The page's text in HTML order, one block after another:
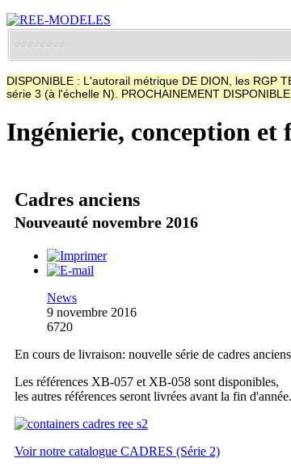
DISPONIBLE : L'autorail métrique DE DION, les RGP
série 3 (à l'échelle N). PROCHAINEMENT
Ingénierie, conception et
Cadres anciens
Nouveauté novembre 2016
News
9 novembre 2016
6720
En cours de livraison: nouvelle série de cadres anciens
Les références XB-057 et XB-058 sont disponibles,
les autres références seront livrées avant la fin d'année.
Voir notre catalogue CADRES (Série 2)